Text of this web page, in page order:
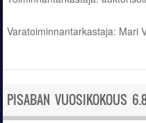
Varatoiminnantarkastaja: Mari
PISABAN VUOSIKOKOUS